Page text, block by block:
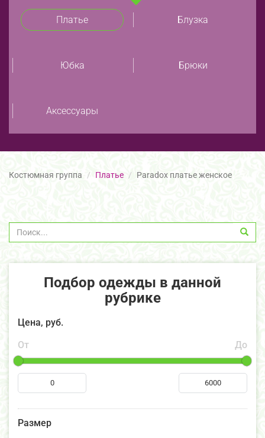
Платье Блузка
Юбка Брюки
Аксессуары
Костюмная группа Платье Paradox платье женское
Подбор одежды в данной
рубрике
Цена, руб.
От
До
Размер